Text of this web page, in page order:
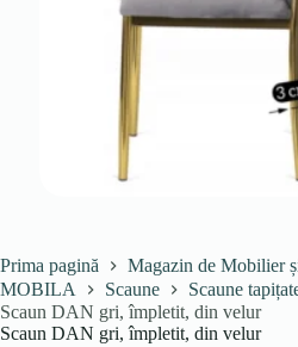
Prima pagină
Magazin de Mobilier
MOBILA
Scaune
Scaune
Scaun DAN gri, împletit, din velur
Scaun DAN gri, împletit, din velur